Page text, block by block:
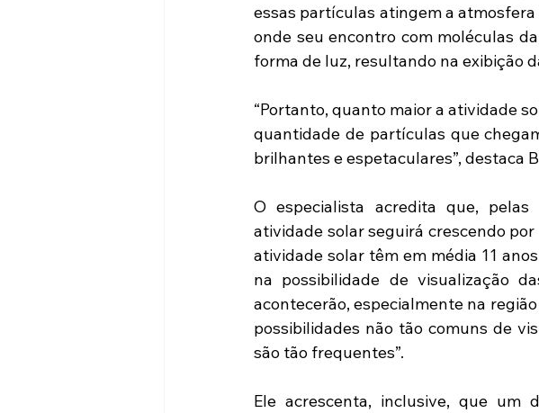
essas partículas atingem a
onde seu encontro com moléculas
forma de luz, resultando na exibição
“Portanto, quanto maior a atividade
quantidade de partículas que
brilhantes e espetaculares”, destaca
O especialista acredita que,
atividade solar seguirá crescendo
atividade solar têm em média 11
na possibilidade de visualização
acontecerão, especialmente na
possibilidades não tão comuns de
são tão frequentes”.
Ele acrescenta, inclusive, que um